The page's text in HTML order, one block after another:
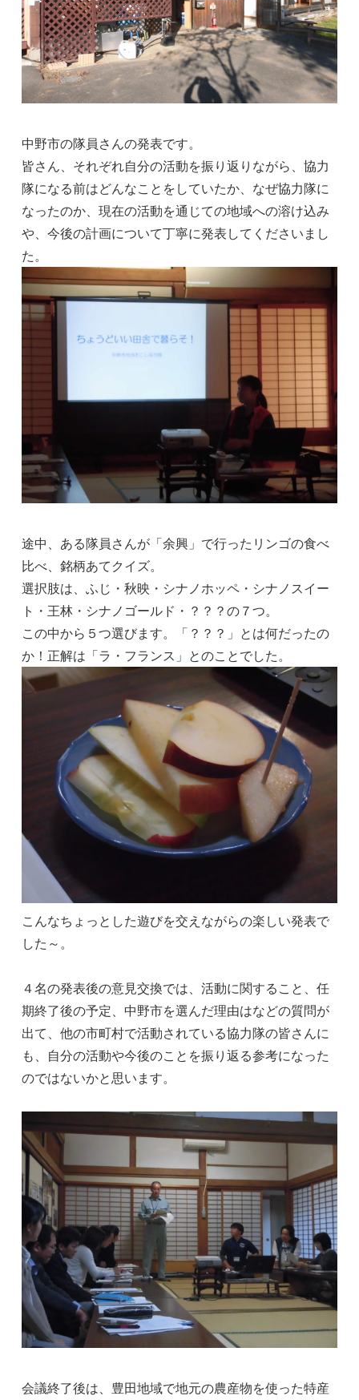
中野市の隊員さんの発表です。
皆さん、それぞれ自分の活動を振り返りながら、協力
隊になる前はどんなことをしていたか、なぜ協力隊に
なったのか、現在の活動を通じての地域への溶け込み
や、今後の計画について丁寧に発表してくださいまし
た。
途中、ある隊員さんが「余興」で行ったリンゴの食べ
比べ、銘柄あてクイズ。
選択肢は、ふじ・秋映・シナノホッペ・シナノスイー
ト・王林・シナノゴールド・？？？の７つ。
この中から５つ選びます。「？？？」とは何だったの
か！正解は「ラ・フランス」とのことでした。
こんなちょっとした遊びを交えながらの楽しい発表で
した～。
４名の発表後の意見交換では、活動に関すること、任
期終了後の予定、中野市を選んだ理由はなどの質問が
出て、他の市町村で活動されている協力隊の皆さんに
も、自分の活動や今後のことを振り返る参考になった
のではないかと思います。
会議終了後は、豊田地域で地元の農産物を使った特産